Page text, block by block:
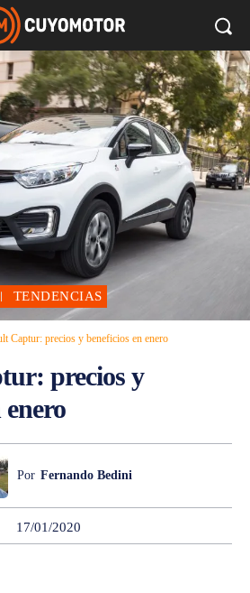
TENDENCIAS
Captur: precios y beneficios en enero
precios y
enero
Por Fernando Bedini
17/01/2020